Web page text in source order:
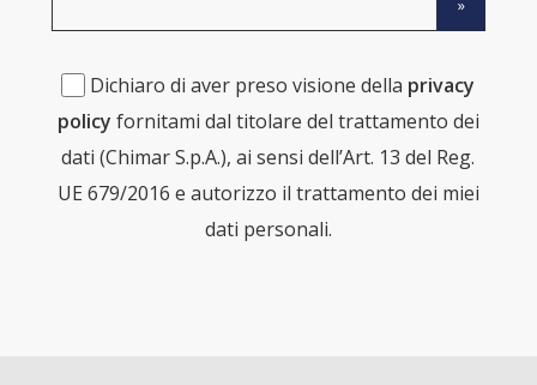
Dichiaro di aver preso visione della privacy
policy fornitami dal titolare del trattamento dei
dati (Chimar S.p.A.), ai sensi dell’Art. 13 del Reg.
UE 679/2016 e autorizzo il trattamento dei miei
dati personali.